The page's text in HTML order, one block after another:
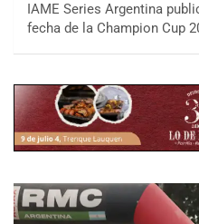
IAME Series Argentina
fecha de la Champion Cup